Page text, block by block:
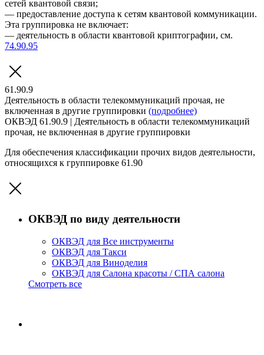
сетей квантовой связи;
— предоставление доступа к сетям квантовой коммуникации.
Эта группировка не включает:
— деятельность в области квантовой криптографии, см.
74.90.95
61.90.9
Деятельность в области телекоммуникаций прочая, не
включенная в другие группировки (подробнее)
ОКВЭД 61.90.9 | Деятельность в области телекоммуникаций
прочая, не включенная в другие группировки
Для обеспечения классификации прочих видов деятельности,
относящихся к группировке 61.90
ОКВЭД по виду деятельности
ОКВЭД для Все инструменты
ОКВЭД для Такси
ОКВЭД для Виноделия
ОКВЭД для Салона красоты / СПА салона
Смотреть все